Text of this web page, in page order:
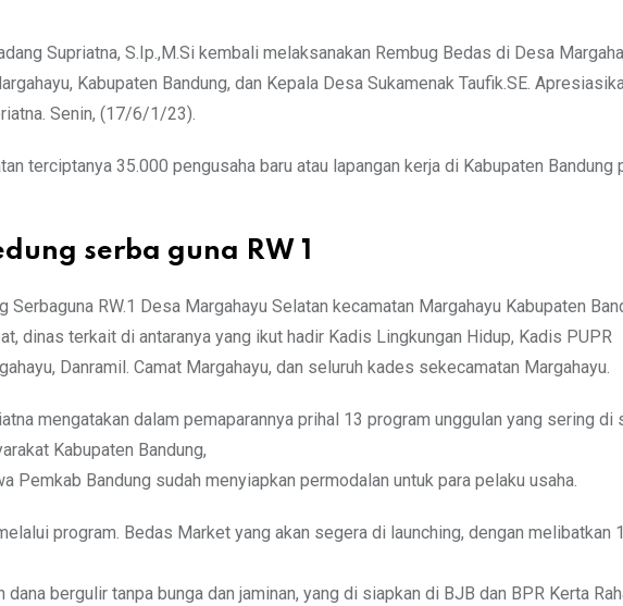
Supriatna, S.Ip.,M.Si kembali melaksanakan Rembug Bedas di Desa
Kabupaten Bandung, dan Kepala Desa Sukamenak Taufik.SE.
Senin, (17/6/1/23).
terciptanya 35.000 pengusaha baru atau lapangan kerja di Kabupaten Bandung
serba guna RW 1
RW.1 Desa Margahayu Selatan kecamatan Margahayu Kabupaten
dinas terkait di antaranya yang ikut hadir Kadis Lingkungan Hidup, Kadis PUPR
Danramil. Camat Margahayu, dan seluruh kades sekecamatan Margahayu.
mengatakan dalam pemaparannya prihal 13 program unggulan yang sering di
Kabupaten Bandung,
Pemkab Bandung sudah menyiapkan permodalan untuk para pelaku usaha.
program. Bedas Market yang akan segera di launching, dengan melibatkan
bergulir tanpa bunga dan jaminan, yang di siapkan di BJB dan BPR Kerta